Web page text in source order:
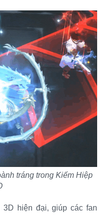
tráng trong Kiếm Hiệp
hiện đại, giúp các fan